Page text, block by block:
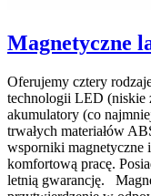
Magnetyczne
Oferujemy cztery
technologii LED (niskie
akumulatory (co
trwałych materiałów
wsporniki magnetyczne
komfortową pracę.
letnią gwarancję.